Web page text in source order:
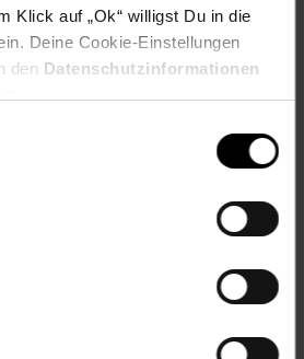
Klick auf „Ok“ willigst Du in die
Deine Cookie-Einstellungen
den Datenschutzinformationen
Zum Prospekt